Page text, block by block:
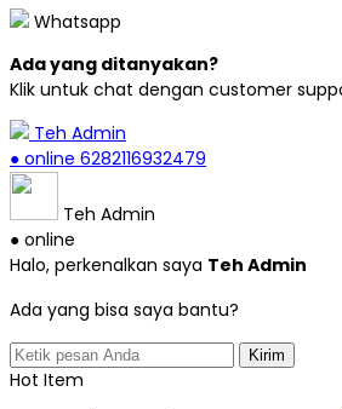
Whatsapp
Ada yang ditanyakan?
Klik untuk chat dengan customer
Teh Admin
● online 6282116932479
Teh Admin
● online
Halo, perkenalkan saya Teh Admin
Ada yang bisa saya bantu?
Kirim
Hot Item